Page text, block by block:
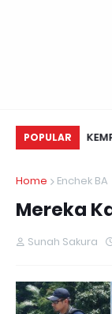
POPULAR
Retreats,
Home Enchek BA
Mereka
Sunah Sakura